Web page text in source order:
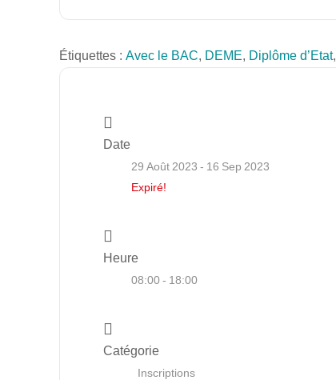
Étiquettes : Avec le BAC, DEME, Diplôme d’Etat,
Date
29 Août 2023 - 16 Sep 2023
Expiré!
Heure
08:00 - 18:00
Catégorie
Inscriptions